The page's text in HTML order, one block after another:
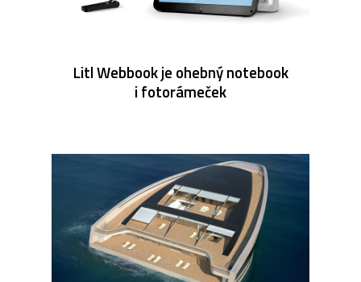
Litl Webbook je ohebný notebook
i fotorámeček